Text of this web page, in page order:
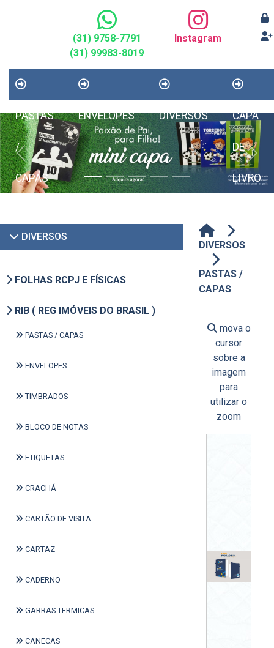
(31) 9758-7791
(31) 99983-8019
Instagram
PASTAS
/
CAPAS
ENVELOPES DIVERSOS CAPA
DE
LIVRO
Previous Next
DIVERSOS
FOLHAS RCPJ E FÍSICAS
RIB ( REG IMÓVEIS DO BRASIL )
PASTAS / CAPAS
ENVELOPES
TIMBRADOS
BLOCO DE NOTAS
ETIQUETAS
CRACHÁ
CARTÃO DE VISITA
CARTAZ
CADERNO
GARRAS TERMICAS
CANECAS
DIVERSOS
PASTAS /
CAPAS
mova o
cursor
sobre a
imagem
para
utilizar o
zoom